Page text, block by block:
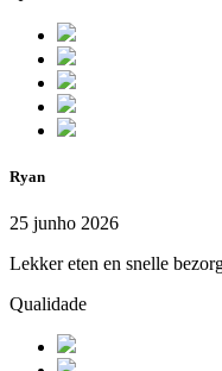
Ryan
25 junho 2026
Lekker eten en snelle
Qualidade